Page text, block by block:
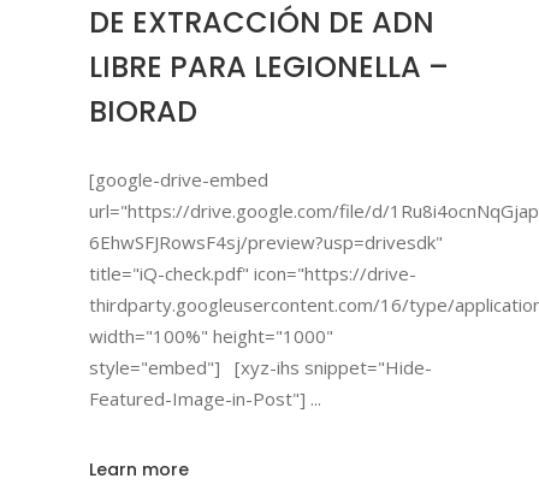
DE EXTRACCIÓN DE ADN
LIBRE PARA LEGIONELLA –
BIORAD
[google-drive-embed
url="https://drive.google.com/file/d/
6EhwSFJRowsF4sj/preview?usp=drivesdk"
title="iQ-check.pdf" icon="https://drive-
thirdparty.googleusercontent.com/16/type/
width="100%" height="1000"
style="embed"] [xyz-ihs snippet="Hide-
Featured-Image-in-Post"]
Learn more